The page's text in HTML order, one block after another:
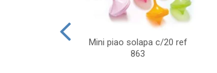
Mini piao solapa c/20 ref
863